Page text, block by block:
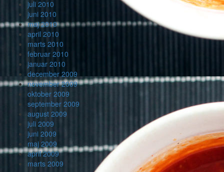
juli 2010
juni 2010
maj 2010
april 2010
marts 2010
februar 2010
januar 2010
december 2009
november 2009
oktober 2009
september 2009
august 2009
juli 2009
juni 2009
maj 2009
april 2009
marts 2009